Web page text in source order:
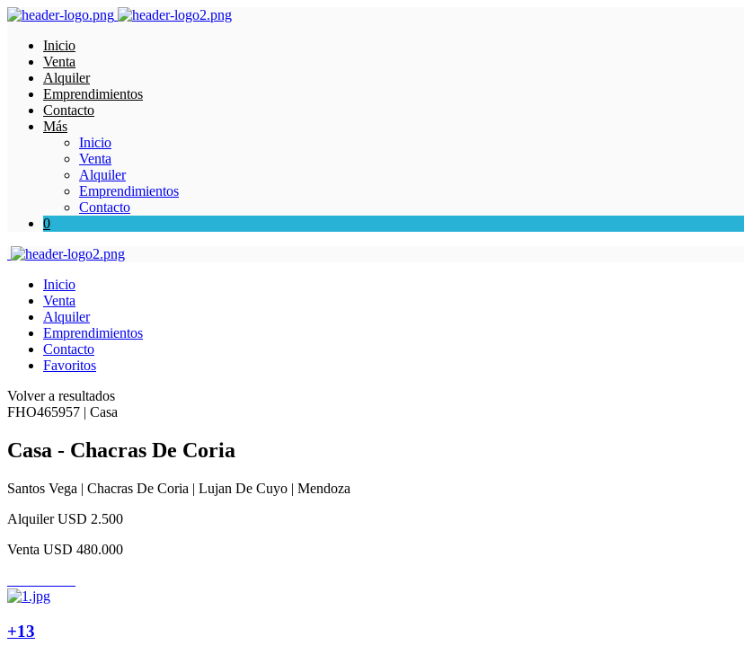
Inicio
Venta
Alquiler
Emprendimientos
Contacto
Más
Inicio
Venta
Alquiler
Emprendimientos
Contacto
0
Inicio
Venta
Alquiler
Emprendimientos
Contacto
Favoritos
Volver a resultados
FHO465957 | Casa
Casa - Chacras De Coria
Santos Vega | Chacras De Coria | Lujan De Cuyo | Mendoza
Alquiler USD 2.500
Venta USD 480.000
+13